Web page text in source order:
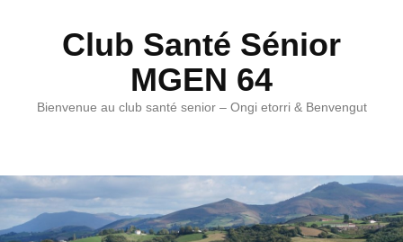
Club Santé Sénior
MGEN 64
Bienvenue au club santé senior – Ongi etorri & Benvengut